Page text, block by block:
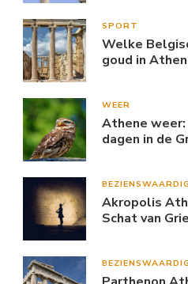
SPORT
Welke
goud in
WEER
Athene weer:
dagen in de
Akropolis
Schat van